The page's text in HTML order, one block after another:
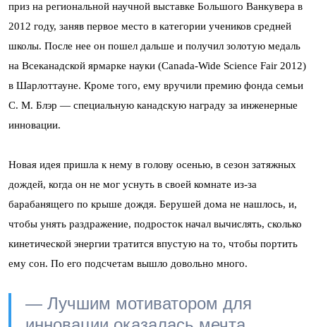
приз на региональной научной выставке Большого Ванкувера в
2012 году, заняв первое место в категории учеников средней
школы. После нее он пошел дальше и получил золотую медаль
на Всеканадской ярмарке науки (Canada-Wide Science Fair 2012)
в Шарлоттауне. Кроме того, ему вручили премию фонда семьи
С. М. Блэр — специальную канадскую награду за инженерные
инновации.
Новая идея пришла к нему в голову осенью, в сезон затяжных
дождей, когда он не мог уснуть в своей комнате из-за
барабанящего по крыше дождя. Берушей дома не нашлось, и,
чтобы унять раздражение, подросток начал вычислять, сколько
кинетической энергии тратится впустую на то, чтобы портить
ему сон. По его подсчетам вышло довольно много.
— Лучшим мотиватором для